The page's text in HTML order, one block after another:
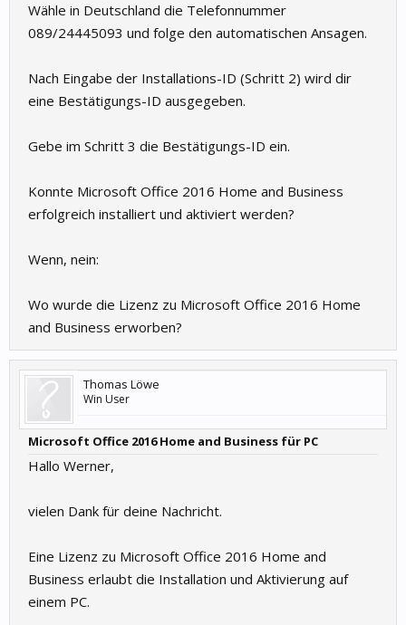
Wähle in Deutschland die Telefonnummer
089/24445093 und folge den automatischen Ansagen.
Nach Eingabe der Installations-ID (Schritt 2) wird dir
eine Bestätigungs-ID ausgegeben.
Gebe im Schritt 3 die Bestätigungs-ID ein.
Konnte Microsoft Office 2016 Home and Business
erfolgreich installiert und aktiviert werden?
Wenn, nein:
Wo wurde die Lizenz zu Microsoft Office 2016 Home
and Business erworben?
Thomas Löwe
Win User
Microsoft Office 2016 Home and Business für PC
Hallo Werner,
vielen Dank für deine Nachricht.
Eine Lizenz zu Microsoft Office 2016 Home and
Business erlaubt die Installation und Aktivierung auf
einem PC.